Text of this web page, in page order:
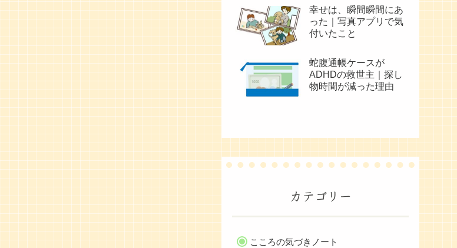
幸せは、瞬間瞬間にあ
った｜写真アプリで気
付いたこと
蛇腹通帳ケースが
ADHDの救世主｜探し
物時間が減った理由
カテゴリー
こころの気づきノート